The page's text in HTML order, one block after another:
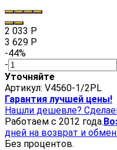
2 033 Р
3 629 Р
-44%
-
Уточняйте
Артикул: V4560-1/2PL
Гарантия лучшей цены!
Нашли дешевле?
Работаем с 2012 года.
дней на возврат и обмен.
Без процентов.